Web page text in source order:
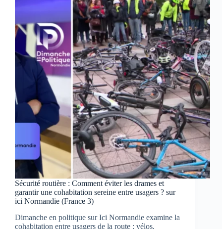
1942,
Rouen
sous
les
bombes
alliées »
—
documentaire
choc
à
voir
samedi
sur
Le
Figaro
Sécurité routière : Comment éviter les drames et
garantir une cohabitation sereine entre usagers ? sur
ici Normandie (France 3)
Dimanche en politique sur Ici Normandie examine la
cohabitation entre usagers de la route : vélos,